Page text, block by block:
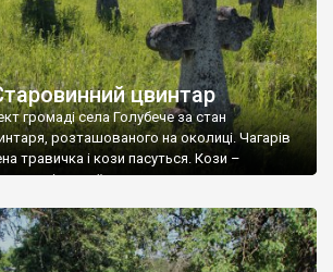
цвинтар
громаді села Голубече за стан
розташованого на околиці. Чагарів
травичка і кози пасуться. Кози –
шкідливої, для старих кладовищ,
бруньки обгризають, бо то улюблений
у Голубечому ціла колекція
хрестів. Село відносно невелике, […]